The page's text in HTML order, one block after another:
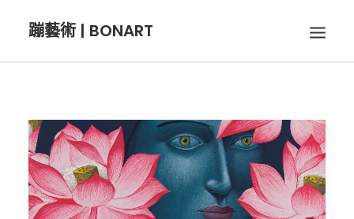
蹦藝術 | BONART
BON呼吸
BON攝影